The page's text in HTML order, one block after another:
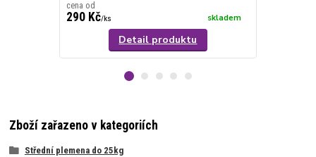
cena od
290 Kč/ks skladem
Detail produktu
Zboží zařazeno v kategoriích
Střední plemena do 25kg